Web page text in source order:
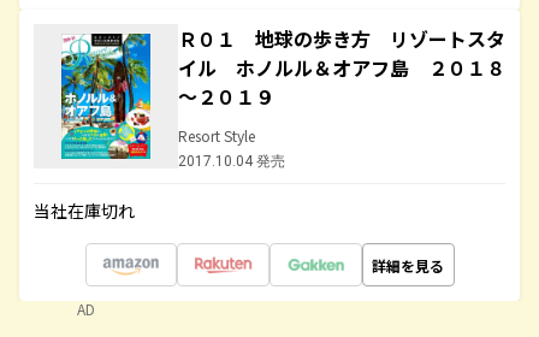
Ｒ０１ 地球の歩き方 リゾートスタ
イル ホノルル＆オアフ島 ２０１８
～２０１９
Resort Style
2017.10.04 発売
当社在庫切れ
詳細を見る
AD